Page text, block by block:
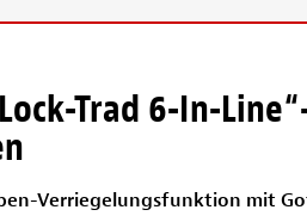
Trad 6-In-
Verriegelungsfunktion mit